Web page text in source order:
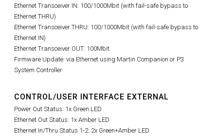
Ethernet Transceiver IN: 100/1000Mbit (with fail-safe bypass to
Ethernet THRU)
Ethernet Transceiver THRU: 100/1000Mbit (with fail-safe bypass to
Ethernet IN)
Ethernet Transceiver OUT: 100Mbit
Firmware Update: via Ethernet using Martin Companion or P3
System Controller
CONTROL/USER INTERFACE EXTERNAL
Power Out Status: 1x Green LED
Ethernet Out Status: 1x Amber LED
Ethernet In/Thru Status 1-2: 2x Green+Amber LED